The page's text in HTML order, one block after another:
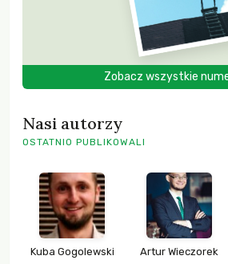
Zobacz wszystkie
Nasi autorzy
OSTATNIO PUBLIKOWALI
Kuba Gogolewski Artur Wieczorek